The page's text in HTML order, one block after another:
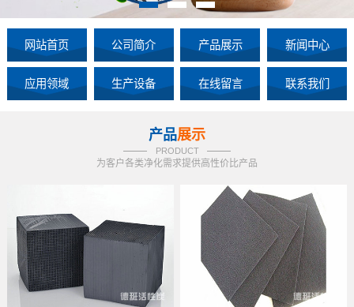
网站首页 公司简介 产品展示 新闻中心
应用领域 生产设备 在线留言 联系我们
产品展示
PRODUCT
为客户各类净化需求提供高性价比产品